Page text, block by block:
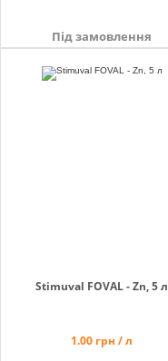
Під замовлення
Stimuval FOVAL - Zn, 5 л
1.00 грн / л